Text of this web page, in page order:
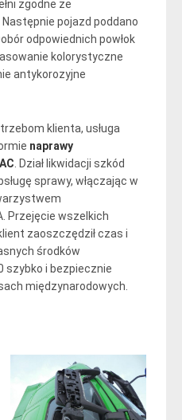
zgodne ze
pojazd poddano
odpowiednich powłok
kolorystyczne
antykorozyjne
klienta, usługa
naprawy
. Dział likwidacji szkód
sprawy, włączając w
Przejęcie wszelkich
zaoszczędził czas i
środków
szybko i bezpiecznie
międzynarodowych.